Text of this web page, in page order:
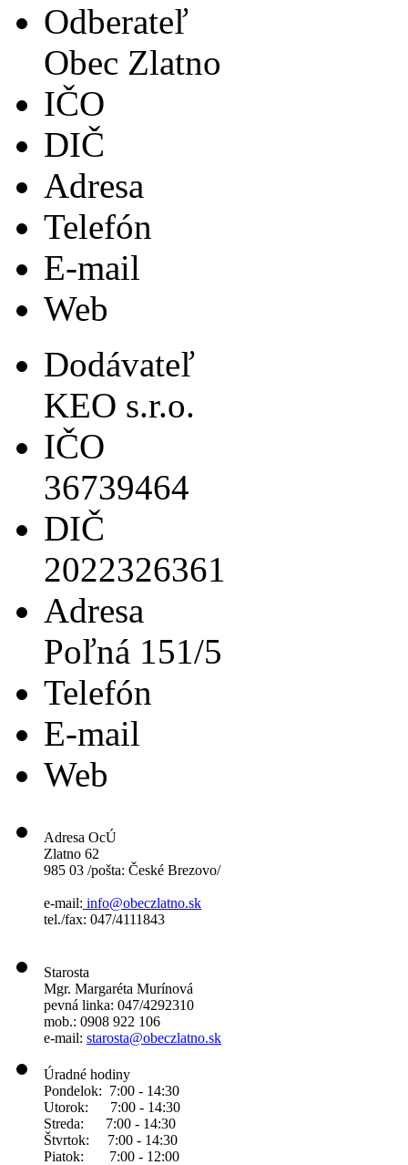
Odberateľ
Obec Zlatno
IČO
DIČ
Adresa
Telefón
E-mail
Web
Dodávateľ
KEO s.r.o.
IČO
36739464
DIČ
2022326361
Adresa
Poľná 151/5
Telefón
E-mail
Web
Adresa OcÚ
Zlatno 62
985 03 /pošta: České Brezovo/
e-mail: info@obeczlatno.sk
tel./fax: 047/4111843
Starosta
Mgr. Margaréta Murínová
pevná linka: 047/4292310
mob.: 0908 922 106
e-mail: starosta@obeczlatno.sk
Úradné hodiny
Pondelok: 7:00 - 14:30
Utorok: 7:00 - 14:30
Streda: 7:00 - 14:30
Štvrtok: 7:00 - 14:30
Piatok: 7:00 - 12:00